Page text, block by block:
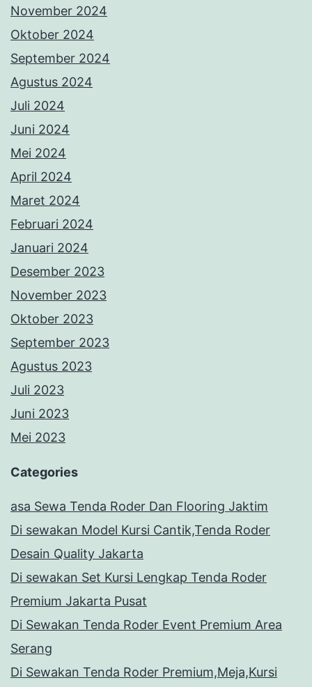
November 2024
Oktober 2024
September 2024
Agustus 2024
Juli 2024
Juni 2024
Mei 2024
April 2024
Maret 2024
Februari 2024
Januari 2024
Desember 2023
November 2023
Oktober 2023
September 2023
Agustus 2023
Juli 2023
Juni 2023
Mei 2023
Categories
asa Sewa Tenda Roder Dan Flooring Jaktim
Di sewakan Model Kursi Cantik,Tenda Roder
Desain Quality Jakarta
Di sewakan Set Kursi Lengkap Tenda Roder
Premium Jakarta Pusat
Di Sewakan Tenda Roder Event Premium Area
Serang
Di Sewakan Tenda Roder Premium,Meja,Kursi